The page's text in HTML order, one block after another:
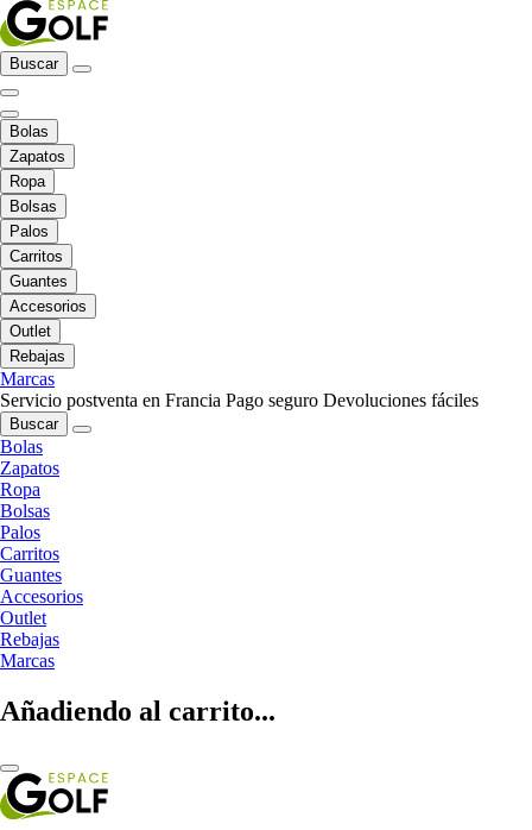
Buscar
Bolas
Zapatos
Ropa
Bolsas
Palos
Carritos
Guantes
Accesorios
Outlet
Rebajas
Marcas
Servicio postventa en Francia Pago seguro Devoluciones fáciles
Buscar
Bolas
Zapatos
Ropa
Bolsas
Palos
Carritos
Guantes
Accesorios
Outlet
Rebajas
Marcas
Añadiendo al carrito...